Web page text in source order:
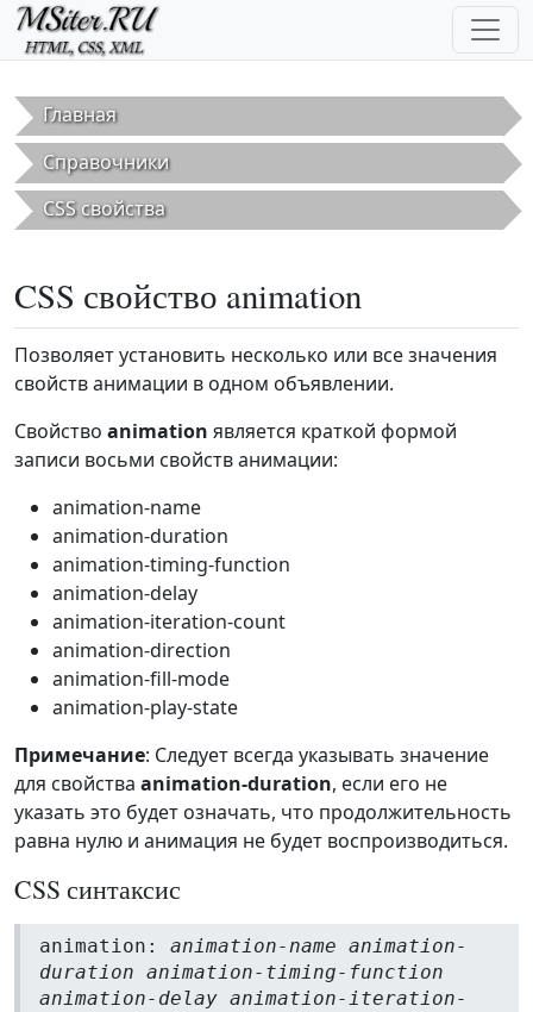
Перейти к основному содержанию
Главная
Справочники
CSS свойства
CSS свойство animation
Позволяет установить несколько или все значения
свойств анимации в одном объявлении.
Свойство animation является краткой формой
записи восьми свойств анимации:
animation-name
animation-duration
animation-timing-function
animation-delay
animation-iteration-count
animation-direction
animation-fill-mode
animation-play-state
Примечание: Следует всегда указывать значение
для свойства animation-duration, если его не
указать это будет означать, что продолжительность
равна нулю и анимация не будет воспроизводиться.
CSS синтаксис
animation: animation-name animation-
duration animation-timing-function
animation-delay animation-iteration-